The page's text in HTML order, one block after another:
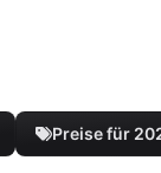
Preise für